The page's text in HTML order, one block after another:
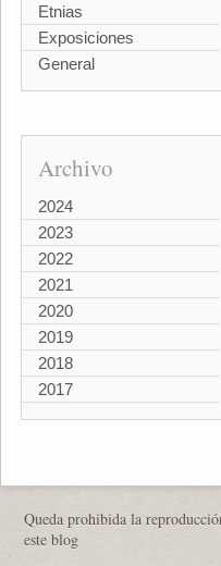
Etnias
Exposiciones
General
Archivo
2024
2023
2022
2021
2020
2019
2018
2017
Queda prohibida la
este blog